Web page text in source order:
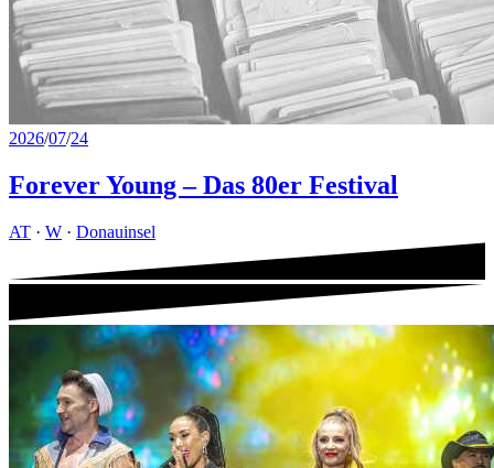
2026/07/24
Forever Young – Das 80er Festival
AT · W · Donauinsel